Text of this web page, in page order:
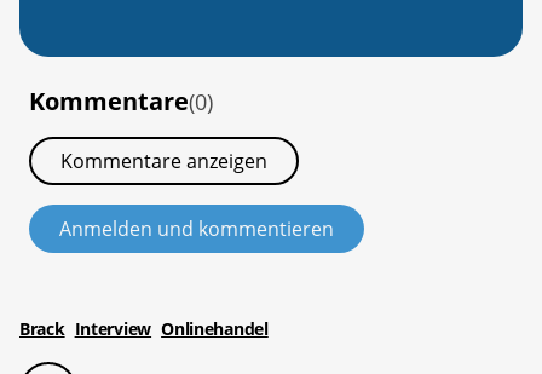
Kommentare(0)
Kommentare anzeigen
Anmelden und kommentieren
Brack Interview Onlinehandel